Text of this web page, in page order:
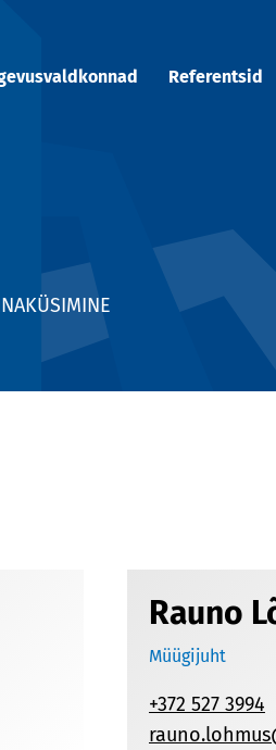
Referentsid
Rauno
Müügijuht
+372 527 3994